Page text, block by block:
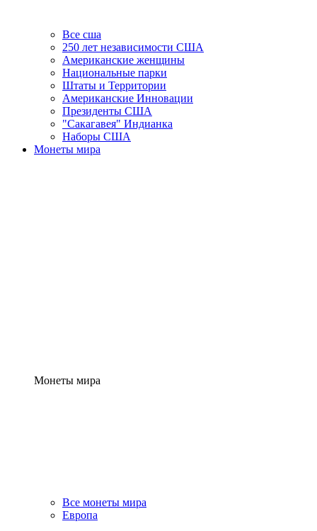
Все сша
250 лет независимости США
Американские женщины
Национальные парки
Штаты и Территории
Американские Инновации
Президенты США
"Сакагавея" Индианка
Наборы США
Монеты мира
Монеты мира
Все монеты мира
Европа